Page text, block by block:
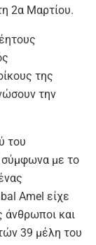
2α Μαρτίου.
της
την
του
σύμφωνα με το
Amel είχε
άνθρωποι και
39 μέλη του